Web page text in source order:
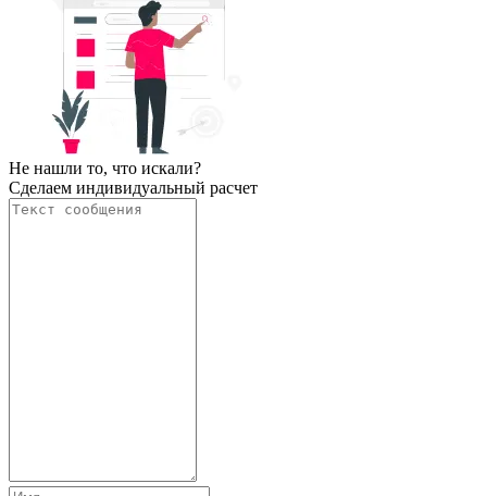
Не нашли то, что искали?
Сделаем индивидуальный расчет